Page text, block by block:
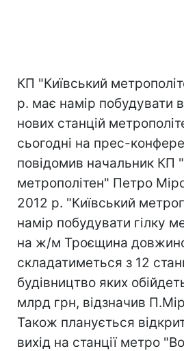
КП "Київський
р. має намір побудувати
нових станцій
сьогодні на прес-
повідомив начальник КП
метрополітен" Петро
2012 р. "Київський
намір побудувати гілку
на ж/м Троєщина
складатиметься з 12
будівництво яких
млрд грн, відзначив
Також планується
вихід на станції метро